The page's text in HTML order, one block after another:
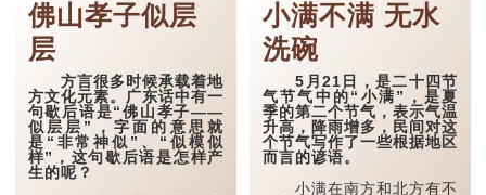
佛山孝子似层
层
方言很多时候承载着地
方文化元素。广东话中有一
句歇后语是“佛山孝子——
似层层”，字面的意思就
是“非常神似”、“似模似
样”，这句歇后语是怎样产
生的呢？
小满不满 无水
洗碗
5月21日，是二十四节
气节气中的“小满”，是夏
季的第二个节气，表示气温
升高，降雨增多，民间对这
个节气写作了一些根据地区
而言的谚语。
小满在南方和北方有不